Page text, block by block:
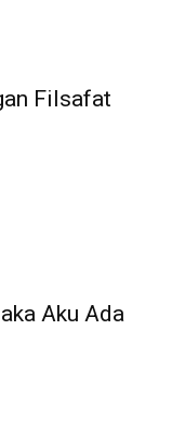
Filsafat
Aku Ada